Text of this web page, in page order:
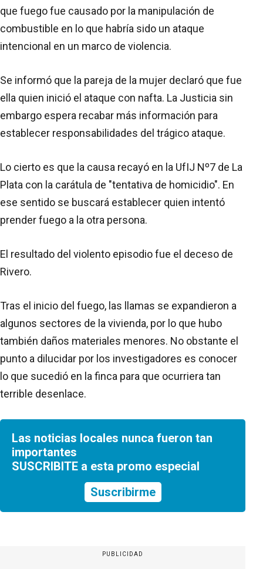
que fuego fue causado por la manipulación de
combustible en lo que habría sido un ataque
intencional en un marco de violencia.
Se informó que la pareja de la mujer declaró que fue
ella quien inició el ataque con nafta. La Justicia sin
embargo espera recabar más información para
establecer responsabilidades del trágico ataque.
Lo cierto es que la causa recayó en la UfIJ Nº7 de La
Plata con la carátula de "tentativa de homicidio". En
ese sentido se buscará establecer quien intentó
prender fuego a la otra persona.
El resultado del violento episodio fue el deceso de
Rivero.
Tras el inicio del fuego, las llamas se expandieron a
algunos sectores de la vivienda, por lo que hubo
también daños materiales menores. No obstante el
punto a dilucidar por los investigadores es conocer
lo que sucedió en la finca para que ocurriera tan
terrible desenlace.
Las noticias locales nunca fueron tan
importantes
SUSCRIBITE a esta promo especial
Suscribirme
PUBLICIDAD